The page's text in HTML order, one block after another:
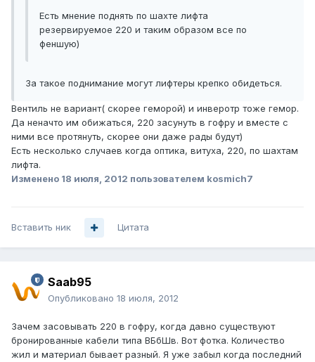
Есть мнение поднять по шахте лифта
резервируемое 220 и таким образом все по
феншую)
За такое поднимание могут лифтеры крепко обидеться.
Вентиль не вариант( скорее геморой) и инверотр тоже гемор.
Да неначто им обижаться, 220 засунуть в гофру и вместе с
ними все протянуть, скорее они даже рады будут)
Есть несколько случаев когда оптика, витуха, 220, по шахтам
лифта.
Изменено 18 июля, 2012 пользователем kosmich7
Вставить ник Цитата
Saab95
Опубликовано 18 июля, 2012
Зачем засовывать 220 в гофру, когда давно существуют
бронированные кабели типа ВБбШв. Вот фотка. Количество
жил и материал бывает разный. Я уже забыл когда последний